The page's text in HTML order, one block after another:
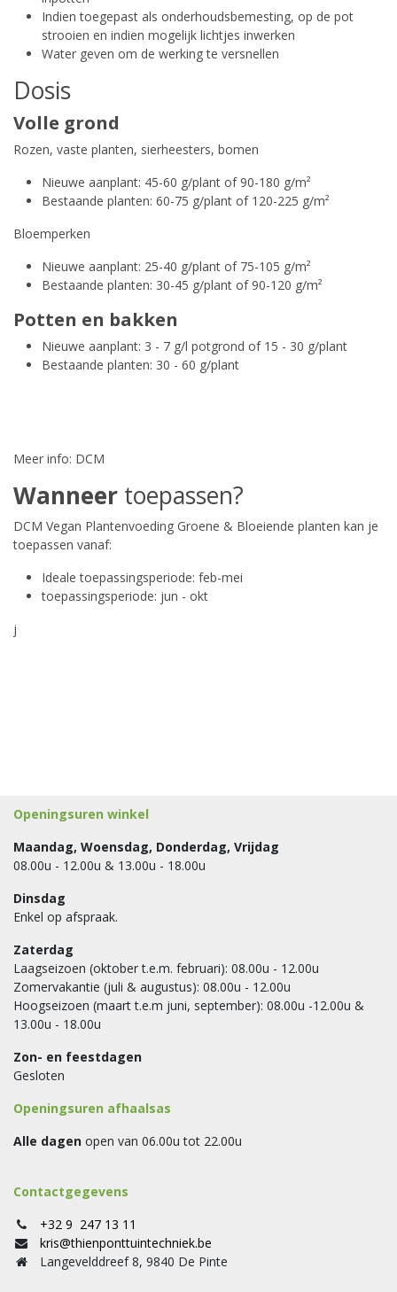
Indien toegepast als onderhoudsbemesting, op de pot
strooien en indien mogelijk lichtjes inwerken
Water geven om de werking te versnellen
Dosis
Volle grond
Rozen, vaste planten, sierheesters, bomen
Nieuwe aanplant: 45-60 g/plant of 90-180 g/m²
Bestaande planten: 60-75 g/plant of 120-225 g/m²
Bloemperken
Nieuwe aanplant: 25-40 g/plant of 75-105 g/m²
Bestaande planten: 30-45 g/plant of 90-120 g/m²
Potten en bakken
Nieuwe aanplant: 3 - 7 g/l potgrond of 15 - 30 g/plant
Bestaande planten: 30 - 60 g/plant
Meer info: DCM
Wanneer toepassen?
DCM Vegan Plantenvoeding Groene & Bloeiende planten kan je
toepassen vanaf:
Ideale toepassingsperiode: feb-mei
toepassingsperiode: jun - okt
j
Openingsuren winkel
Maandag, Woensdag, Donderdag, Vrijdag
08.00u - 12.00u & 13.00u - 18.00u
Dinsdag
Enkel op afspraak.
Zaterdag
Laagseizoen (oktober t.e.m. februari): 08.00u - 12.00u
Zomervakantie (juli & augustus): 08.00u - 12.00u
Hoogseizoen (maart t.e.m juni, september): 08.00u -12.00u &
13.00u - 18.00u
Zon- en feestdagen
Gesloten
Openingsuren afhaalsas
Alle dagen open van 06.00u tot 22.00u
Contactgegevens
+32 9 247 13 11
kris@thienponttuintechniek.be
Langevelddreef 8, 9840 De Pinte